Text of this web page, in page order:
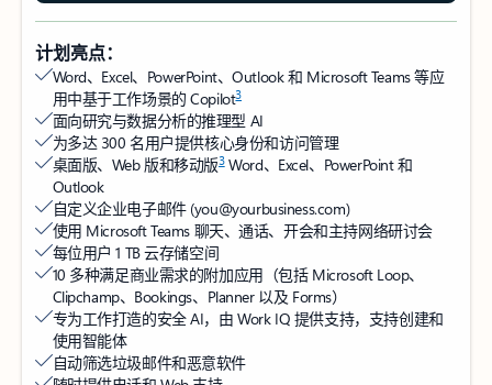
计划亮点：
Word、Excel、PowerPoint、Outlook 和 Microsoft Teams 等应
用中基于工作场景的 Copilot3
面向研究与数据分析的推理型 AI
为多达 300 名用户提供核心身份和访问管理
桌面版、Web 版和移动版3Word、Excel、PowerPoint 和
Outlook
自定义企业电子邮件 (you@yourbusiness.com)
使用 Microsoft Teams 聊天、通话、开会和主持网络研讨会
每位用户 1 TB 云存储空间
10 多种满足商业需求的附加应用（包括 Microsoft Loop、
Clipchamp、Bookings、Planner 以及 Forms）
专为工作打造的安全 AI，由 Work IQ 提供支持，支持创建和
使用智能体
自动筛选垃圾邮件和恶意软件